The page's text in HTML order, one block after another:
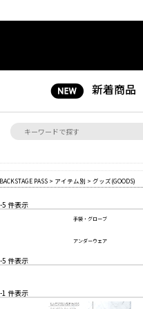
新着商品
BACKSTAGE PASS > アイテム別 > グッズ(GOODS)
5 件表示
手袋・グローブ
アンダーウェア
5 件表示
1 件表示